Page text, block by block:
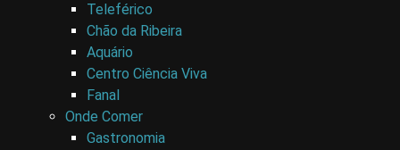
Teleférico
Chão da Ribeira
Aquário
Centro Ciência Viva
Fanal
Onde Comer
Gastronomia